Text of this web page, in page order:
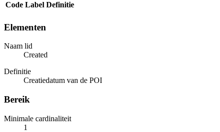
Code Label Definitie
Elementen
Naam lid
Created
Definitie
Creatiedatum van de POI
Bereik
Minimale cardinaliteit
1